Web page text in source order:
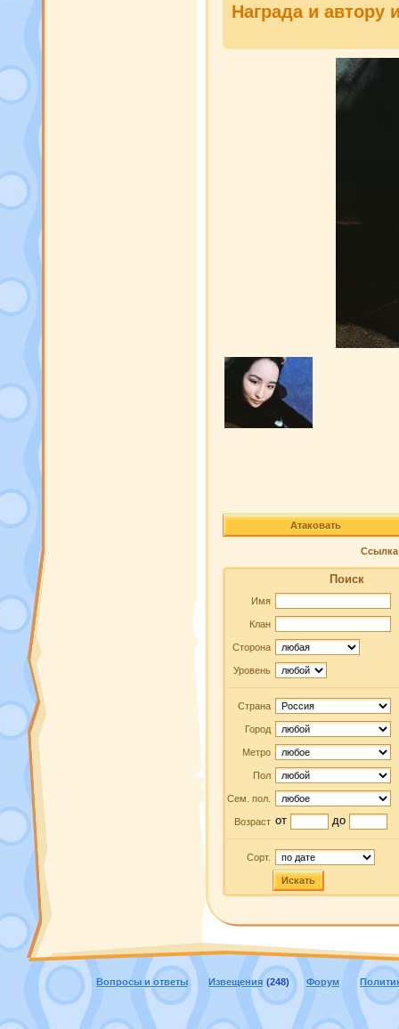
Награда и автору
Атаковать
Ссылка
Поиск
Имя
Клан
Сторона
Уровень
Страна
Город
Метро
Пол
Сем. пол.
Возраст от до
Сорт.
Искать
Вопросы и ответы Извещения (248) Форум